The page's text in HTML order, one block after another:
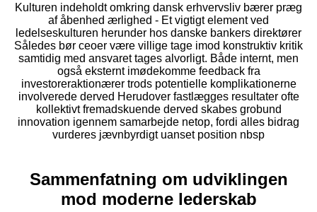
Kulturen indeholdt omkring dansk erhvervsliv bærer præg
af åbenhed ærlighed - Et vigtigt element ved
ledelseskulturen herunder hos danske bankers direktører
Således bør ceoer være villige tage imod konstruktiv kritik
samtidig med ansvaret tages alvorligt. Både internt, men
også eksternt imødekomme feedback fra
investoreraktionærer trods potentielle komplikationerne
involverede derved Herudover fastlægges resultater ofte
kollektivt fremadskuende derved skabes grobund
innovation igennem samarbejde netop, fordi alles bidrag
vurderes jævnbyrdigt uanset position nbsp
Sammenfatning om udviklingen
mod moderne lederskab